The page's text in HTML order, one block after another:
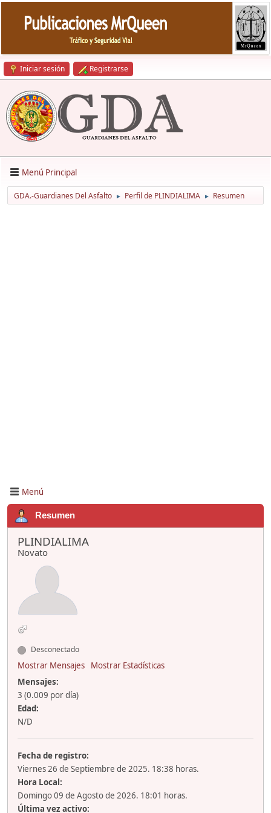
Iniciar sesión Registrarse
Menú Principal
GDA.-Guardianes Del Asfalto ► Perfil de PLINDIALIMA ► Resumen
Menú
Resumen
PLINDIALIMA
Novato
Desconectado
Mostrar Mensajes
Mostrar Estadísticas
Mensajes:
3 (0.009 por día)
Edad:
N/D
Fecha de registro:
Viernes 26 de Septiembre de 2025. 18:38 horas.
Hora Local:
Domingo 09 de Agosto de 2026. 18:01 horas.
Última vez activo: